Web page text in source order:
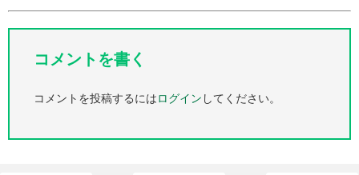
コメントを書く
コメントを投稿するにはログイン してください。